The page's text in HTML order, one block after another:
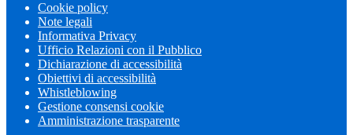
Cookie policy
Note legali
Informativa Privacy
Ufficio Relazioni con il Pubblico
Dichiarazione di accessibilità
Obiettivi di accessibilità
Whistleblowing
Gestione consensi cookie
Amministrazione trasparente